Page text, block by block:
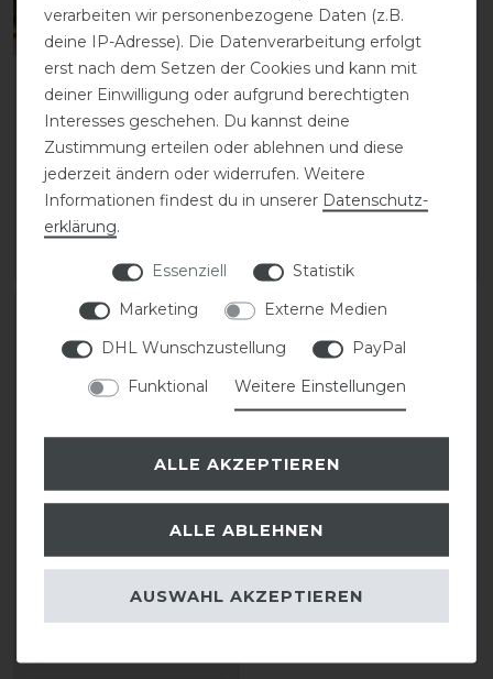
Fliegenschutzmaske
Super Bug Collection
statt 19,95 €
15,96 € *
HVPNena print
statt 29,95 €
20,97 € *
Fliegenschutzmaske
verarbeiten wir personenbezogene Daten (z.B.
deine IP-Adresse). Die Datenverarbeitung erfolgt
erst nach dem Setzen der Cookies und kann mit
deiner Einwilligung oder aufgrund berechtigten
Interesses geschehen. Du kannst deine
Zustimmung erteilen oder ablehnen und diese
jederzeit ändern oder widerrufen. Weitere
Informationen findest du in unserer Daten­schutz­
erklärung.
Essenziell
Statistik
Marketing
Externe Medien
DHL Wunschzustellung
PayPal
Funktional
Weitere Einstellungen
ALLE AKZEPTIEREN
ALLE ABLEHNEN
AUSWAHL AKZEPTIEREN